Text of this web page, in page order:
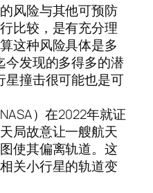
风险与其他可预防
比较，是有充分理
这种风险具体是多
发现的多得多的潜
撞击很可能也是可
）在2022年就证
局故意让一艘航天
使其偏离轨道。这
关小行星的轨道变